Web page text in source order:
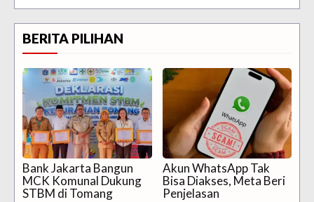
BERITA PILIHAN
Bank Jakarta Bangun
MCK Komunal Dukung
STBM di Tomang
Akun WhatsApp Tak
Bisa Diakses, Meta Beri
Penjelasan